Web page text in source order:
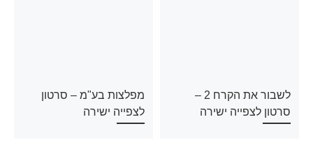
לשבור את הקרח 2 –
סרטון לצפייה ישירה
מפלצות בע"מ – סרטון
לצפייה ישירה